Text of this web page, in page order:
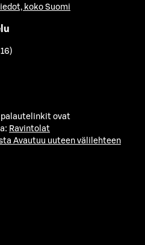
koko Suomi
ovat
Ravintolat
Avautuu uuteen välilehteen